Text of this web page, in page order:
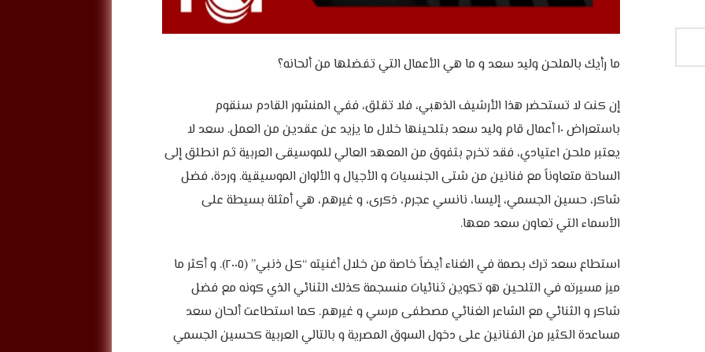
ما رأيك بالملحن وليد سعد و ما هي الأعمال التي تفضلها من ألحانه؟
إن كنت لا تستحضر هذا الأرشيف الذهبي، فلا تقلق، ففي المنشور القادم سنقوم
باستعراض ١٠ أعمال قام وليد سعد بتلحينها خلال ما يزيد عن عقدين من العمل. سعد لا
يعتبر ملحن اعتيادي، فقد تخرج بتفوق من المعهد العالي للموسيقى العربية ثم انطلق إلى
الساحة متعاوناً مع فنانين من شتى الجنسيات و الأجيال و الألوان الموسيقية. وردة، فضل
شاكر، حسين الجسمي، إليسا، نانسي عجرم، ذكرى، و غيرهم، هي أمثلة بسيطة على
الأسماء التي تعاون سعد معها.
استطاع سعد ترك بصمة في الغناء أيضاً خاصة من خلال أغنيته “كل ذنبي” (٢٠٠٥). و أكثر ما
ميز مسيرته في التلحين هو تكوين ثنائيات منسجمة كذلك الثنائي الذي كونه مع فضل
شاكر و الثنائي مع الشاعر الغنائي مصطفى مرسي و غيرهم. كما استطاعت ألحان سعد
مساعدة الكثير من الفنانين على دخول السوق المصرية و بالتالي العربية كحسين الجسمي